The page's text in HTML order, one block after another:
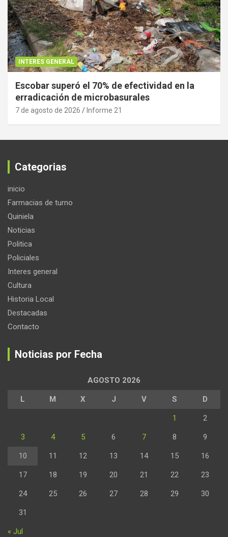
INTERES GENERAL
Escobar superó el 70% de efectividad en la
erradicación de microbasurales
7 de agosto de 2026 Informe 21
Categorias
inicio
Farmacias de turno
Quiniela
Noticias
Politica
Policiales
Interes general
Cultura
Historia Local
Destacadas
Contacto
Noticias por Fecha
AGOSTO 2026
L M X J V S D
1 2
3 4 5 6 7 8 9
10 11 12 13 14 15 16
17 18 19 20 21 22 23
24 25 26 27 28 29 30
31
« Jul